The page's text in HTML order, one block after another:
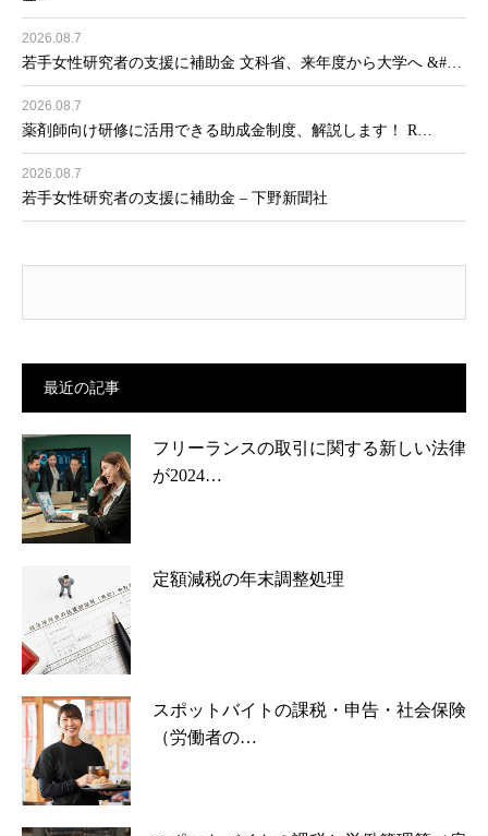
2026.08.7
若手女性研究者の支援に補助金 文科省、来年度から大学へ &#…
2026.08.7
薬剤師向け研修に活用できる助成金制度、解説します！ R…
2026.08.7
若手女性研究者の支援に補助金 – 下野新聞社
最近の記事
フリーランスの取引に関する新しい法律
が2024…
定額減税の年末調整処理
スポットバイトの課税・申告・社会保険
（労働者の…